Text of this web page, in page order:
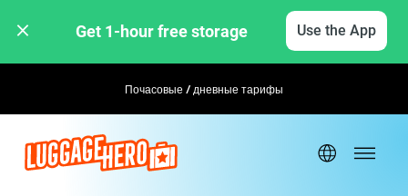
Get 1-hour free storage Use the App
Почасовые / дневные тарифы Гибкое бронирование